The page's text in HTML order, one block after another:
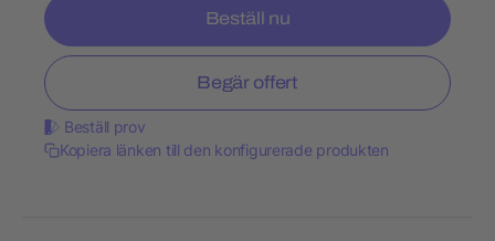
Beställ nu
Begär offert
Beställ prov
Kopiera länken till den konfigurerade produkten